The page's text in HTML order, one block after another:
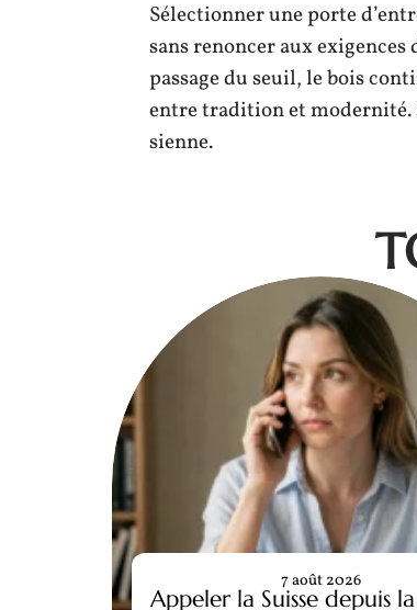
Sélectionner une porte
sans renoncer aux
passage du seuil, le bois
entre tradition et modernité.
sienne.
Appeler la Suisse depuis
7 août 2026